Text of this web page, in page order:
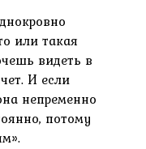
или такая
видеть в
И если
непременно
потому